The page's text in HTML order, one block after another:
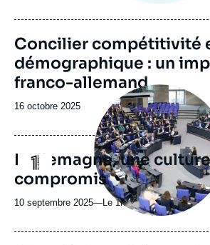
journal,
ou
émission
Image
de
couverture
de
la
Concilier compétitivité
démographique : un
franco-allemand
Date
publication
16 octobre 2025
Logo
Image
principale
médiatique
L'Allemagne, une
compromis
10 septembre 2025—Nom
journal,
Le 1hebdo